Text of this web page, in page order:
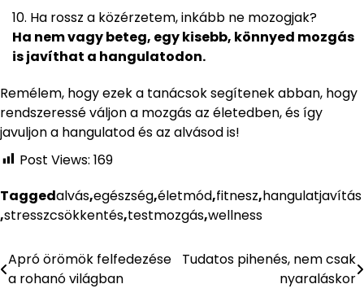
Ha rossz a közérzetem, inkább ne mozogjak?
Ha nem vagy beteg, egy kisebb, könnyed mozgás
is javíthat a hangulatodon.
Remélem, hogy ezek a tanácsok segítenek abban, hogy
rendszeressé váljon a mozgás az életedben, és így
javuljon a hangulatod és az alvásod is!
Post Views: 169
Taggedalvás,egészség,életmód,fitnesz,hangulatjavítás
,stresszcsökkentés,testmozgás,wellness
Bejegyzés
Apró örömök felfedezése
a rohanó világban
Tudatos pihenés, nem csak
nyaraláskor